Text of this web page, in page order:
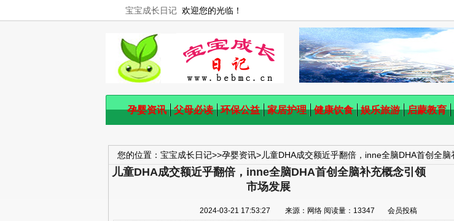
宝宝成长日记 欢迎您的光临！
孕婴资讯 父母必读 环保公益 家居护理 健康饮食 娱乐旅游 启蒙教育
您的位置： 宝宝成长日记>>孕婴资讯>儿童DHA成交额近乎翻倍，inne全脑DHA首创全
市场发展
儿童DHA成交额近乎翻倍，inne全脑DHA首创全脑补充概念引领
市场发展
2024-03-21 17:53:27 来源：网络 阅读量：13347 会员投稿